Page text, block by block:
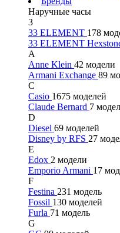
Наручные часы
3
33 ELEMENT 178
33 ELEMENT
A
Anne Klein 42 модели
Armani Exchange 89
C
Casio 1675 моделей
Claude Bernard 7
D
Diesel 69 моделей
Disney by RFS 27
E
Edox 2 модели
Emporio Armani 17
F
Festina 231 модель
Fossil 130 моделей
Furla 71 модель
G